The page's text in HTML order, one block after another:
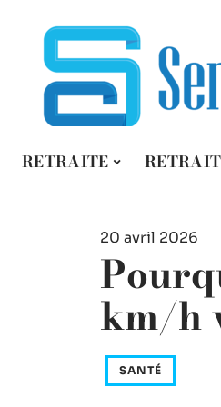
RETRAITE
20 avril 2026
km/h
SANTÉ